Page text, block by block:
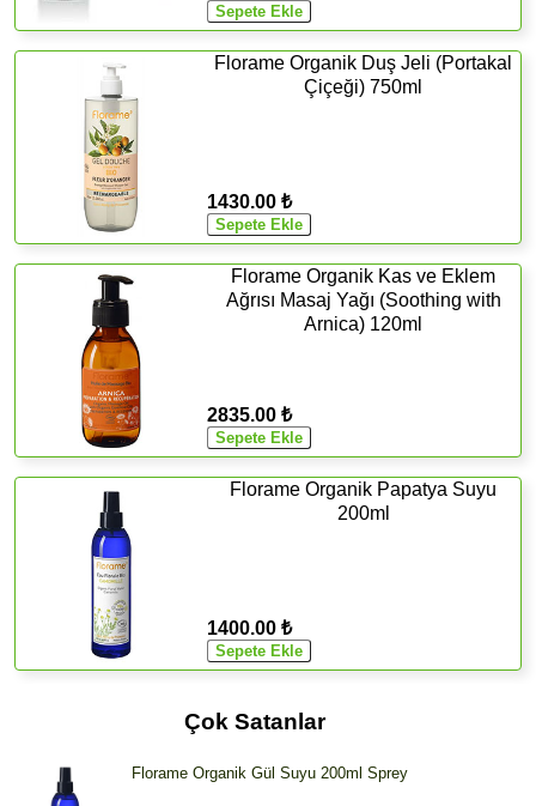
Florame Organik Duş Jeli (Portakal
Çiçeği) 750ml
1430.00 ₺
Florame Organik Kas ve Eklem
Ağrısı Masaj Yağı (Soothing with
Arnica) 120ml
2835.00 ₺
Florame Organik Papatya Suyu
200ml
1400.00 ₺
Çok Satanlar
Florame Organik Gül Suyu 200ml Sprey